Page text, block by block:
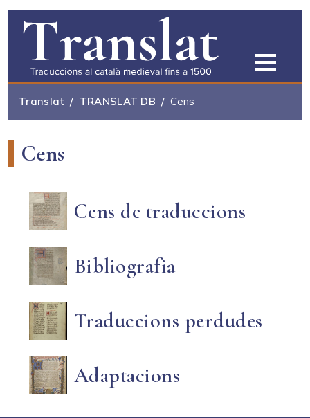
Vés al contingut
Translat TRANSLAT DB Cens
Cens
Cens de traduccions
Bibliografia
Traduccions perdudes
Adaptacions